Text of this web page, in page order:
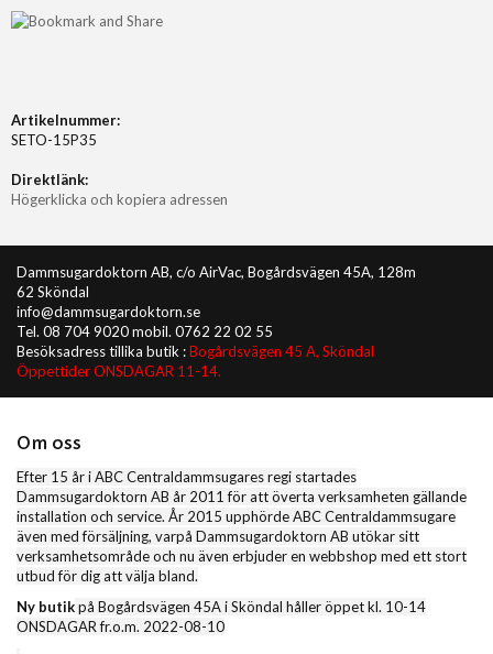
Artikelnummer:
SETO-15P35
Direktlänk:
Högerklicka och kopiera adressen
Dammsugardoktorn AB, c/o AirVac, Bogårdsvägen 45A, 128m
62 Sköndal
info@dammsugardoktorn.se
Tel. 08 704 9020 mobil. 0762 22 02 55
Besöksadress tillika butik :Bogårdsvägen 45 A, Sköndal
Öppettider ONSDAGAR 11-14.
Om oss
Efter 15 år i ABC Centraldammsugares regi startades
Dammsugardoktorn AB år 2011 för att överta verksamheten gällande
installation och service. År 2015 upphörde ABC Centraldammsugare
även med försäljning, varpå Dammsugardoktorn AB utökar sitt
verksamhetsområde och nu även erbjuder en webbshop med ett stort
utbud för dig att välja bland.
Ny butikpå Bogårdsvägen 45A i Sköndal håller öppet kl. 10-14
ONSDAGAR fr.o.m. 2022-08-10